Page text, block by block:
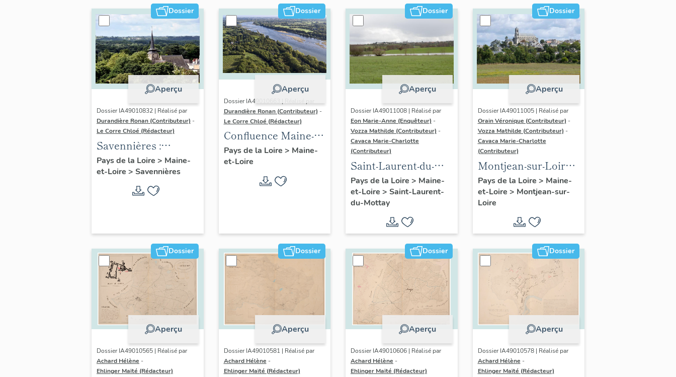
Dossier
Aperçu
Dossier IA49010832 | Réalisé par
Durandière Ronan (Contributeur) -
Le Corre Chloé (Rédacteur)
Savennières :
présentation de la
commune
Pays de la Loire > Maine-
et-Loire > Savennières
Dossier
Aperçu
Dossier IA49010663 | Réalisé par
Durandière Ronan (Contributeur) -
Le Corre Chloé (Rédacteur)
Confluence Maine-
Loire : présentation
de l'aire d'étude
Pays de la Loire > Maine-
et-Loire
Dossier
Aperçu
Dossier IA49011008 | Réalisé par
Eon Marie-Anne (Enquêteur) -
Vozza Mathilde (Contributeur) -
Cavaca Marie-Charlotte
(Contributeur)
Saint-Laurent-du-
Mottay :
présentation de la
commune
Pays de la Loire > Maine-
et-Loire > Saint-Laurent-
du-Mottay
Dossier
Aperçu
Dossier IA49011005 | Réalisé par
Orain Véronique (Contributeur) -
Vozza Mathilde (Contributeur) -
Cavaca Marie-Charlotte
(Contributeur)
Montjean-sur-Loire :
présentation de la
commune
Pays de la Loire > Maine-
et-Loire > Montjean-sur-
Loire
Dossier
Aperçu
Dossier IA49010565 | Réalisé par
Achard Hélène -
Ehlinger Maïté (Rédacteur)
Dossier
Aperçu
Dossier IA49010581 | Réalisé par
Achard Hélène -
Ehlinger Maïté (Rédacteur)
Dossier
Aperçu
Dossier IA49010606 | Réalisé par
Achard Hélène -
Ehlinger Maïté (Rédacteur)
Dossier
Aperçu
Dossier IA49010578 | Réalisé par
Achard Hélène -
Ehlinger Maïté (Rédacteur)